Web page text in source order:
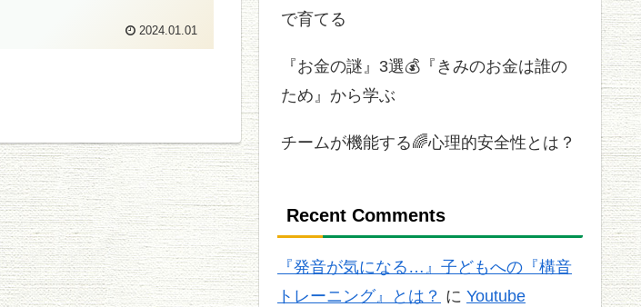
2024.01.01
で育てる
『お金の謎』3選💰『きみのお金は誰の
ため』から学ぶ
チームが機能する🌈心理的安全性とは？
Recent Comments
『発音が気になる…』子どもへの『構音
トレーニング』とは？ に Youtube